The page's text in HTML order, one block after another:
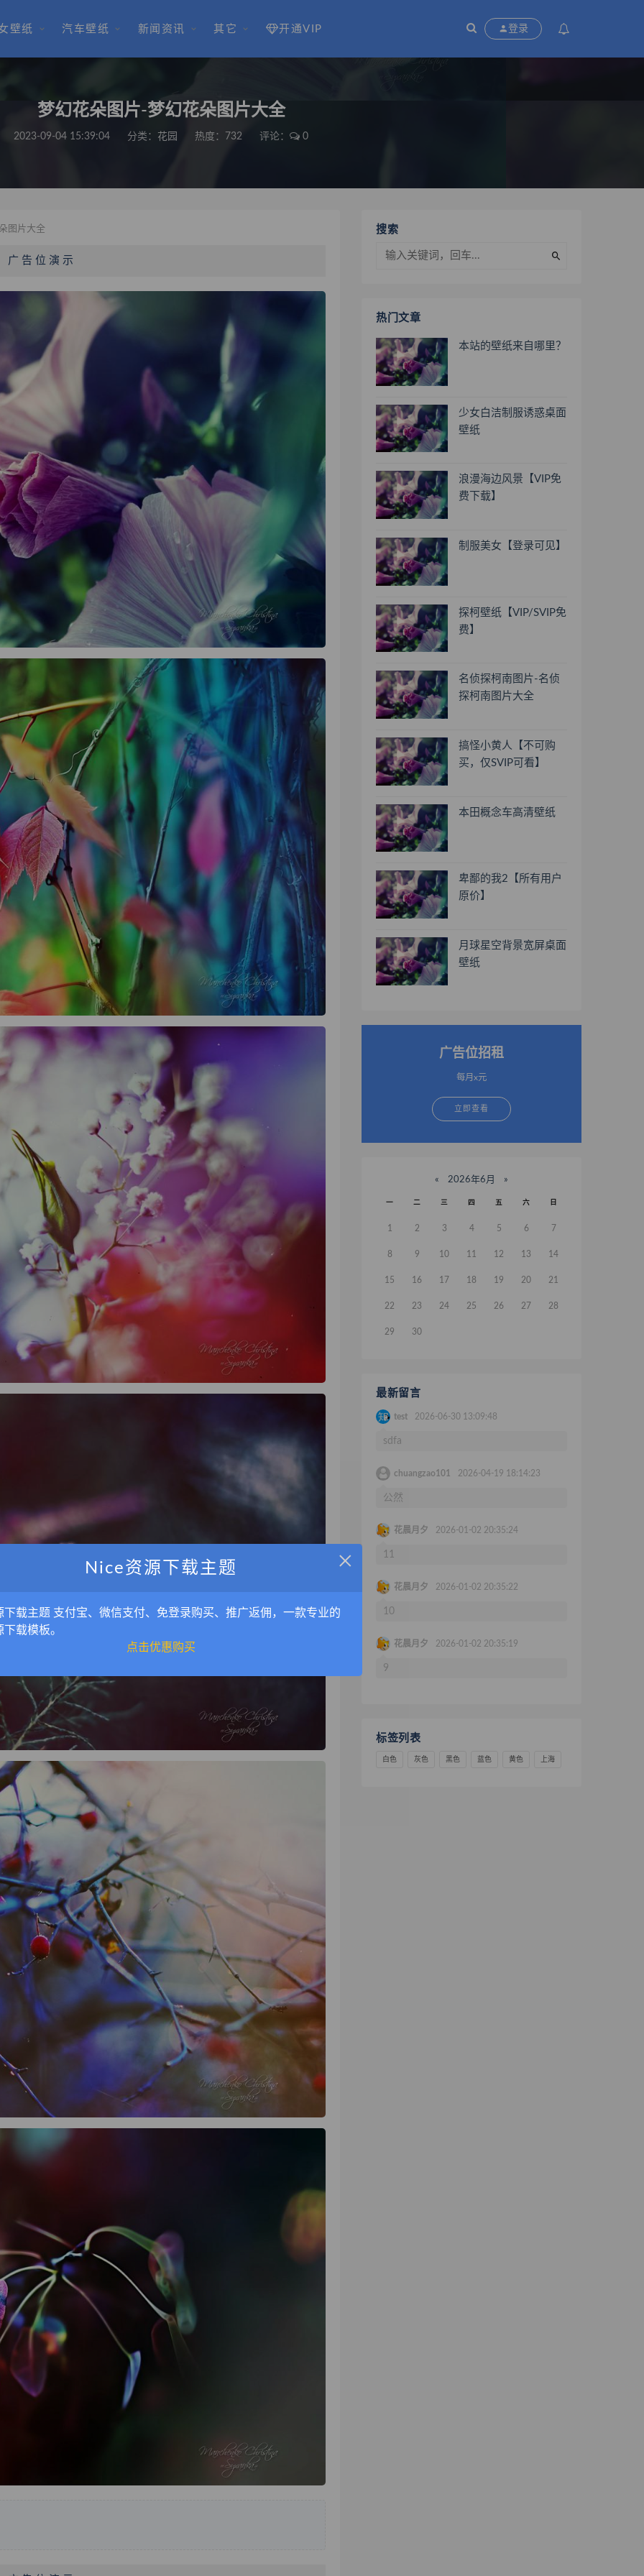
壁纸 汽车壁纸 新闻资讯 其它 开通VIP 登录
梦幻花朵图片-梦幻花朵图片大全
2023-09-04 15:39:04 分类： 花园 热度：732 评论： 0
图片大全
广 告 位 演 示
搜索
热门文章
本站的壁纸来自哪里？
少女白洁制服诱惑桌面
壁纸
浪漫海边风景【VIP免
费下载】
制服美女【登录可见】
探柯壁纸【VIP/SVIP免
费】
名侦探柯南图片-名侦
探柯南图片大全
搞怪小黄人【不可购
买，仅SVIP可看】
本田概念车高清壁纸
卑鄙的我2【所有用户
原价】
月球星空背景宽屏桌面
壁纸
广告位招租
每月x元
立即查看
« 2026年6月 »
一 二 三 四 五 六 日
1 2 3 4 5 6 7
8 9 10 11 12 13 14
15 16 17 18 19 20 21
22 23 24 25 26 27 28
29 30
最新留言
test 2026-06-30 13:09:48
sdfa
chuangzao101 2026-04-19 18:14:23
公然
花晨月夕 2026-01-02 20:35:24
11
花晨月夕 2026-01-02 20:35:22
10
花晨月夕 2026-01-02 20:35:19
9
标签列表
白色 灰色 黑色 蓝色 黄色 上海
×
Nice资源下载主题
下载主题 支付宝、微信支付、免登录购买、推广返佣，一款专业的
下载模板。
点击优惠购买